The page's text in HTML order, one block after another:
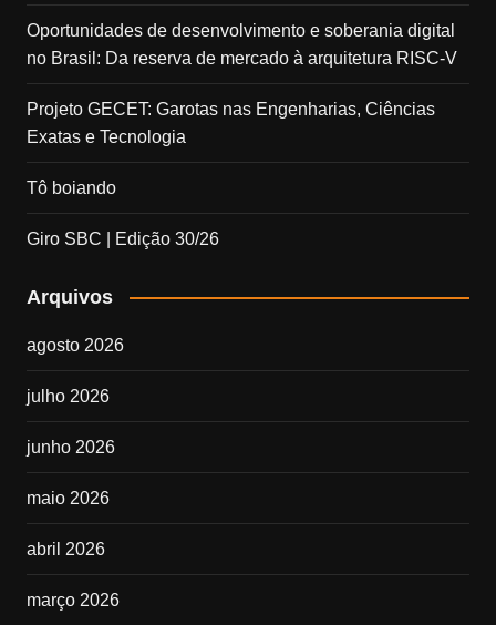
Oportunidades de desenvolvimento e soberania digital
no Brasil: Da reserva de mercado à arquitetura RISC-V
Projeto GECET: Garotas nas Engenharias, Ciências
Exatas e Tecnologia
Tô boiando
Giro SBC | Edição 30/26
Arquivos
agosto 2026
julho 2026
junho 2026
maio 2026
abril 2026
março 2026